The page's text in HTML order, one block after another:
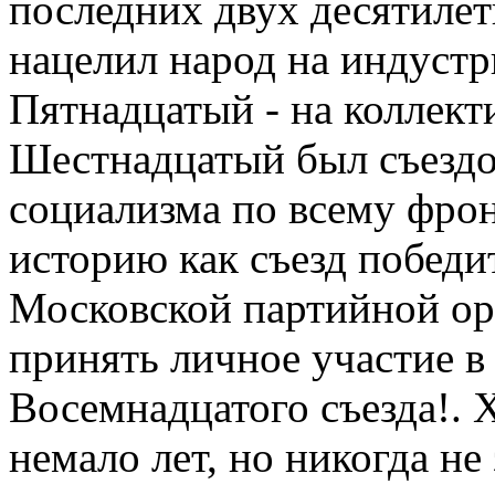
нацелил народ на
Пятнадцатый - на
Шестнадцатый был
социализма по всему
историю как съезд
Московской партийной
принять личное участие
Восемнадцатого
немало лет, но никогда